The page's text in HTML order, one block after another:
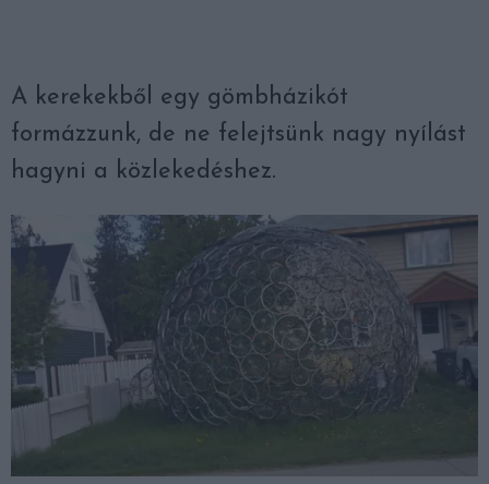
A kerekekből egy gömbházikót
formázzunk, de ne felejtsünk nagy nyílást
hagyni a közlekedéshez.